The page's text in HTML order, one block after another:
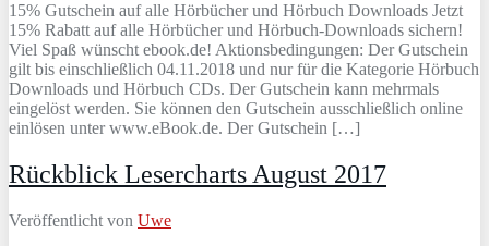
15% Gutschein auf alle Hörbücher und Hörbuch Downloads Jetzt
15% Rabatt auf alle Hörbücher und Hörbuch-Downloads sichern!
Viel Spaß wünscht ebook.de! Aktionsbedingungen: Der Gutschein
gilt bis einschließlich 04.11.2018 und nur für die Kategorie Hörbuch
Downloads und Hörbuch CDs. Der Gutschein kann mehrmals
eingelöst werden. Sie können den Gutschein ausschließlich online
einlösen unter www.eBook.de. Der Gutschein […]
Rückblick Lesercharts August 2017
Veröffentlicht von Uwe